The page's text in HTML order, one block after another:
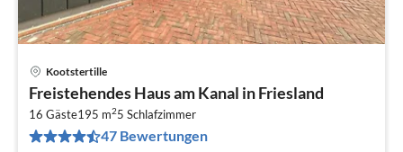
Kootstertille
Freistehendes Haus am Kanal in Friesland
16 Gäste195 m25 Schlafzimmer
47 Bewertungen